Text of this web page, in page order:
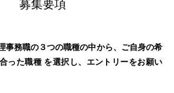
募集要項
事務職の３つの職種の中から、ご自身の希
った職種 を選択し、エントリーをお願い